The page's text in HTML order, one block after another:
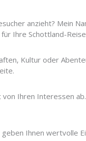
anzieht? Mein
Ihre Schottland-
Kultur oder
von Ihren Interessen
geben Ihnen wertvolle